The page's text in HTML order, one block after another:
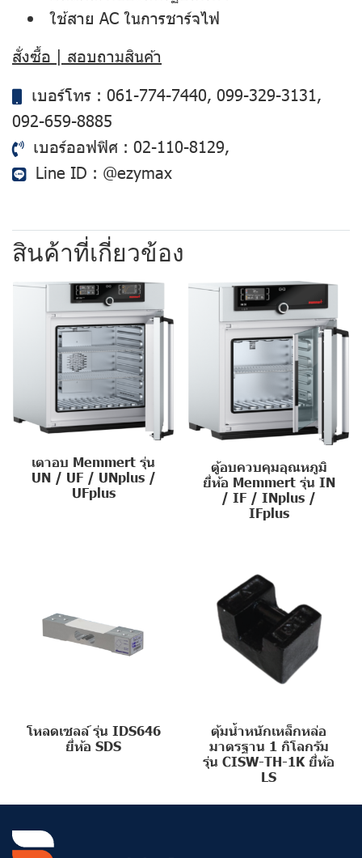
ใช้สาย AC ในการชาร์จไฟ
สั่งซื้อ | สอบถามสินค้า
เบอร์โทร : 061-774-7440, 099-329-3131 ,
092-659-8885
เบอร์ออฟฟิศ : 02-110-8129,
Line ID : @ezymax
สินค้าที่เกี่ยวข้อง
เตาอบ Memmert รุ่น
UN / UF / UNplus /
UFplus
ตู้อบควบคุมอุณหภูมิ
ยี่ห้อ Memmert รุ่น IN
/ IF / INplus /
IFplus
โหลดเซลล์ รุ่น IDS646
ยี่ห้อ SDS
ตุ้มน้ำหนักเหล็กหล่อ
มาตรฐาน 1 กิโลกรัม
รุ่น CISW-TH-1K ยี่ห้อ
LS